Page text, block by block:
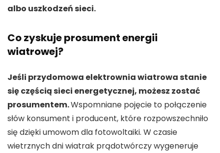
albo uszkodzeń sieci.
Co zyskuje prosument energii
wiatrowej?
Jeśli przydomowa elektrownia wiatrowa stanie
się częścią sieci energetycznej, możesz zostać
prosumentem.Wspomniane pojęcie to połączenie
słów konsument i producent, które rozpowszechniło
się dzięki umowom dla fotowoltaiki. W czasie
wietrznych dni wiatrak prądotwórczy wygeneruje